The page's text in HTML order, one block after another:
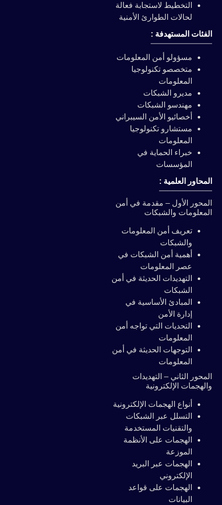
التخطيط لاستجابة فعالة
لحالات الطوارئ الأمنية
المستهدفة :
مسؤولو أمن المعلومات
متخصصو تكنولوجيا
المعلومات
مديرو الشبكات
مهندسو الشبكات
أخصائيو الأمن السيبراني
مستشارو تكنولوجيا
المعلومات
خبراء الحماية في
المؤسسات
العلمية :
الأول – مقدمة في أمن
والشبكات
تعريف أمن المعلومات
والشبكات
أهمية أمن الشبكات في
عصر المعلومات
التهديدات الحديثة في أمن
الشبكات
المبادئ الأساسية في
إدارة الأمن
التحديات التي تواجه أمن
المعلومات
التوجهات الحديثة في أمن
المعلومات
الثاني – التهديدات
الإلكترونية
أنواع الهجمات الإلكترونية
التسلل عبر الشبكات
والتقنيات المستخدمة
الهجمات على الأنظمة
الموزعة
الهجمات عبر البريد
الإلكتروني
الهجمات على قواعد
البيانات